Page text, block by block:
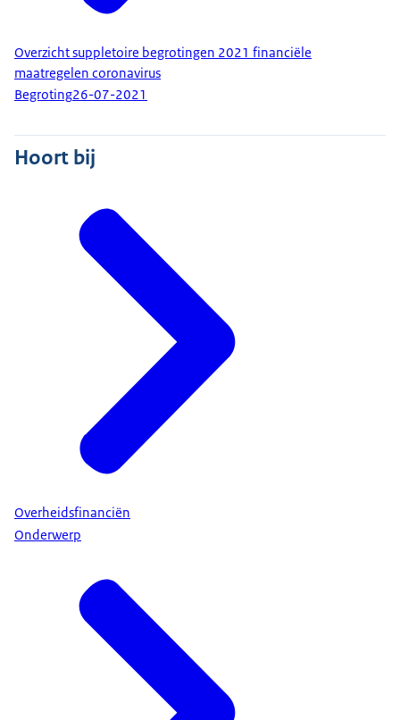
Overzicht suppletoire begrotingen 2021 financiële
maatregelen coronavirus
Begroting26-07-2021
Hoort bij
Overheidsfinanciën
Onderwerp